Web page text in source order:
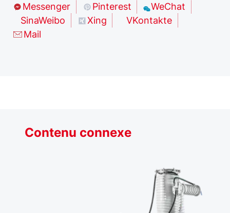
Messenger Pinterest
WeChat
SinaWeibo
Xing
VKontakte
Mail
Contenu connexe